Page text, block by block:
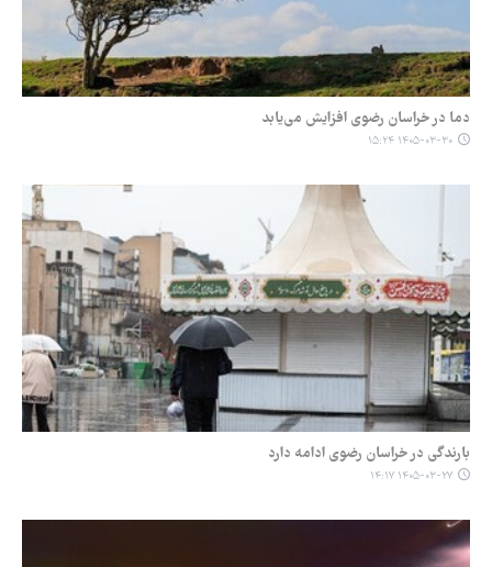
دما در خراسان رضوی افزایش می‌یابد
۱۴۰۵-۰۳-۳۰ ۱۵:۲۴
بارندگی در خراسان رضوی ادامه دارد
۱۴۰۵-۰۳-۲۷ ۱۴:۱۷